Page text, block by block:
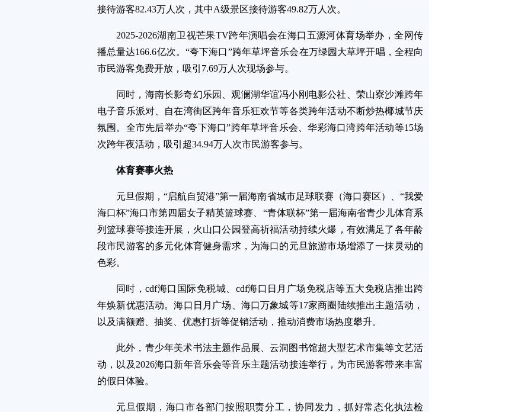
接待游客82.43万人次，其中A级景区接待游客49.82万人次。
2025-2026湖南卫视芒果TV跨年演唱会在海口五源河体育场举办，全网传
播总量达166.6亿次。“夸下海口”跨年草坪音乐会在万绿园大草坪开唱，全程向
市民游客免费开放，吸引7.69万人次现场参与。
同时，海南长影奇幻乐园、观澜湖华谊冯小刚电影公社、荣山寮沙滩跨年
电子音乐派对、自在湾街区跨年音乐狂欢节等各类跨年活动不断炒热椰城节庆
氛围。全市先后举办“夸下海口”跨年草坪音乐会、华彩海口湾跨年活动等15场
次跨年夜活动，吸引超34.94万人次市民游客参与。
体育赛事火热
元旦假期，“启航自贸港”第一届海南省城市足球联赛（海口赛区）、“我爱
海口杯”海口市第四届女子精英篮球赛、“青体联杯”第一届海南省青少儿体育系
列篮球赛等接连开展，火山口公园登高祈福活动持续火爆，有效满足了各年龄
段市民游客的多元化体育健身需求，为海口的元旦旅游市场增添了一抹灵动的
色彩。
同时，cdf海口国际免税城、cdf海口日月广场免税店等五大免税店推出跨
年焕新优惠活动。海口日月广场、海口万象城等17家商圈陆续推出主题活动，
以及满额赠、抽奖、优惠打折等促销活动，推动消费市场热度攀升。
此外，青少年美术书法主题作品展、云洞图书馆超大型艺术市集等文艺活
动，以及2026海口新年音乐会等音乐主题活动接连举行，为市民游客带来丰富
的假日体验。
元旦假期，海口市各部门按照职责分工，协同发力，抓好常态化执法检